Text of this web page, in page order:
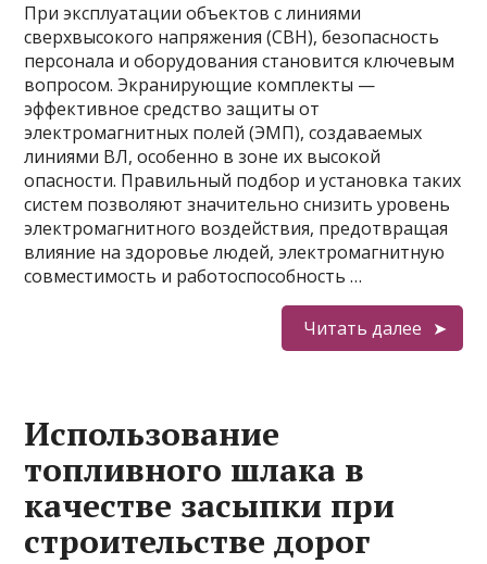
При эксплуатации объектов с линиями
сверхвысокого напряжения (СВН), безопасность
персонала и оборудования становится ключевым
вопросом. Экранирующие комплекты —
эффективное средство защиты от
электромагнитных полей (ЭМП), создаваемых
линиями ВЛ, особенно в зоне их высокой
опасности. Правильный подбор и установка таких
систем позволяют значительно снизить уровень
электромагнитного воздействия, предотвращая
влияние на здоровье людей, электромагнитную
совместимость и работоспособность …
Читать далее
Использование
топливного шлака в
качестве засыпки при
строительстве дорог